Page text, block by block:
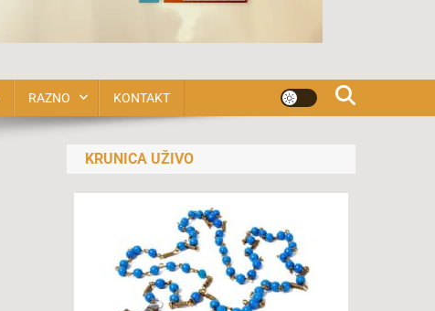
RAZNO KONTAKT
KRUNICA UŽIVO